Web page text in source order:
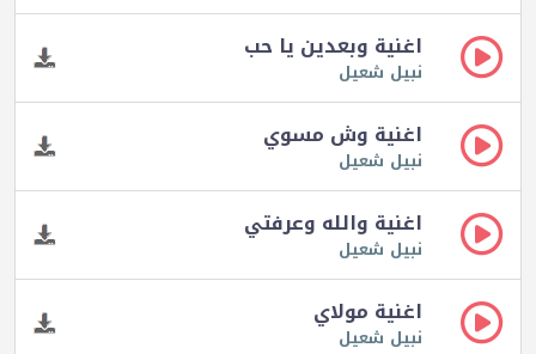
اغنية وبعدين يا حب
نبيل شعيل
اغنية وش مسوي
نبيل شعيل
اغنية والله وعرفتي
نبيل شعيل
اغنية مولاي
نبيل شعيل